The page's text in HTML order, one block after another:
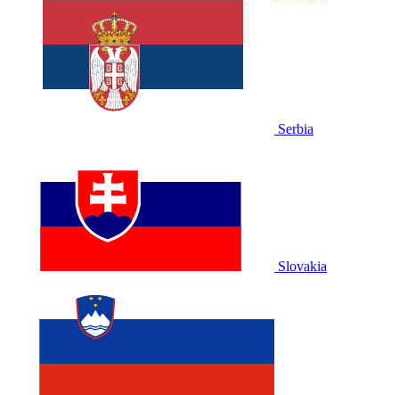
Serbia
Slovakia